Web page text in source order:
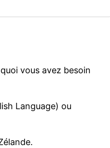
vous avez besoin
Language) ou